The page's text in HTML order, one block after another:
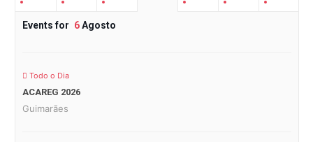
Events for 6Agosto
Todo o Dia
ACAREG 2026
Guimarães